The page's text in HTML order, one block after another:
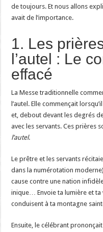
de toujours. Et nous allons
avait de l’importance.
1. Les
l’autel : Le
effacé
La Messe traditionnelle
l’autel. Elle commençait
et, debout devant les degrés
avec les servants. Ces prières
l’autel.
Le prêtre et les servants
dans la numérotation
cause contre une nation
inique… Envoie ta lumière et ta
conduisent à ta montagne
Ensuite, le célébrant